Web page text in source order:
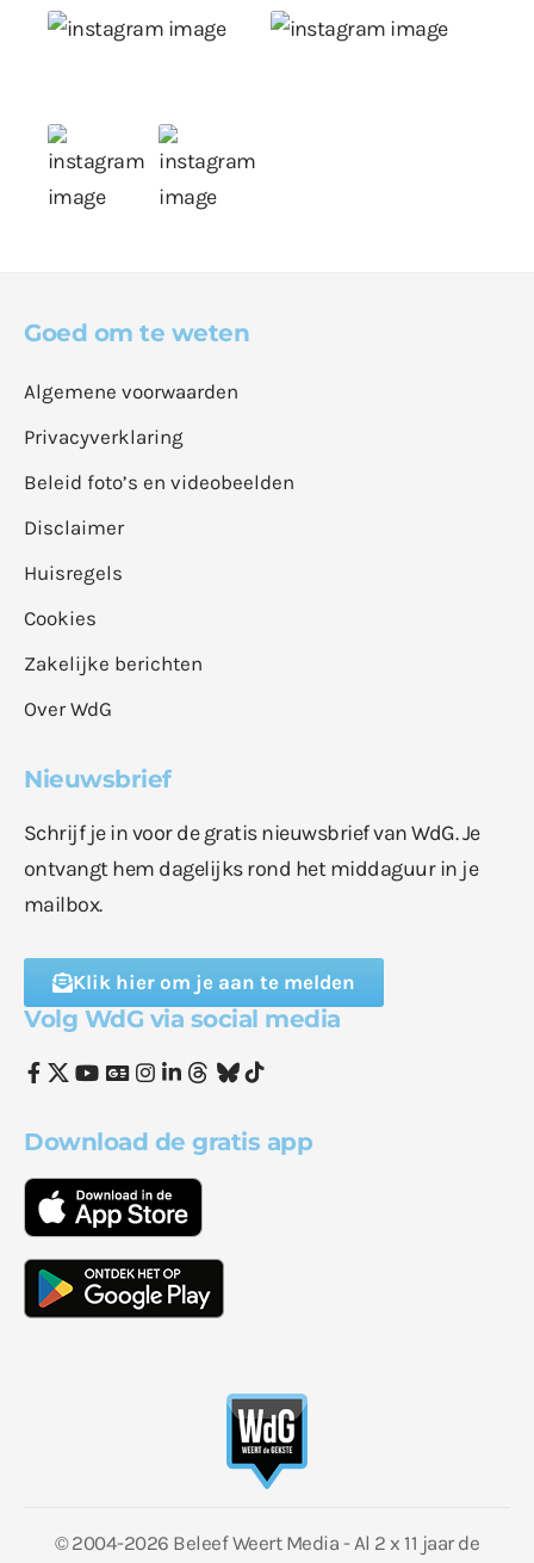
Goed om te weten
Algemene voorwaarden
Privacyverklaring
Beleid foto’s en videobeelden
Disclaimer
Huisregels
Cookies
Zakelijke berichten
Over WdG
Nieuwsbrief
Schrijf je in voor de gratis nieuwsbrief van WdG. Je
ontvangt hem dagelijks rond het middaguur in je
mailbox.
Klik hier om je aan te melden
Volg WdG via social media
Download de gratis app
© 2004-2026 Beleef Weert Media - Al 2 x 11 jaar de